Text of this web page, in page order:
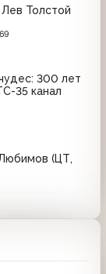
Толстой
300 лет
35 канал
(ЦТ,